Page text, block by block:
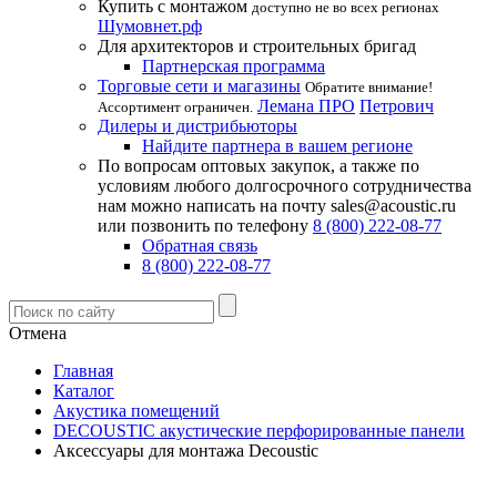
Купить с монтажом доступно не во всех регионах
Шумовнет.рф
Для архитекторов и строительных бригад
Партнерская программа
Торговые сети и магазины Обратите внимание!
Ассортимент ограничен. Лемана ПРО Петрович
Дилеры и дистрибьюторы
Найдите партнера в вашем регионе
По вопросам оптовых закупок, а также по
условиям любого долгосрочного сотрудничества
нам можно написать на почту sales@acoustic.ru
или позвонить по телефону 8 (800) 222-08-77
Обратная связь
8 (800) 222-08-77
Отмена
Главная
Каталог
Акустика помещений
DECOUSTIC акустические перфорированные панели
Аксессуары для монтажа Decoustic